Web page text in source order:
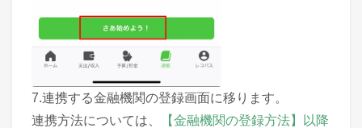
7.連携する金融機関の登録画面に移ります。
連携方法については、
【金融機関の登録方法】以降